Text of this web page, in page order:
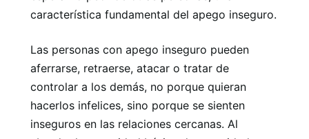
característica fundamental del apego inseguro.
Las personas con apego inseguro pueden
aferrarse, retraerse, atacar o tratar de
controlar a los demás, no porque quieran
hacerlos infelices, sino porque se sienten
inseguros en las relaciones cercanas. Al